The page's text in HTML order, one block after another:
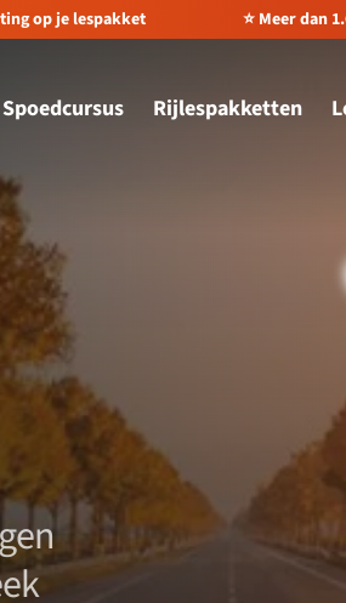
op je lespakket ⭐️ Meer dan
Spoedcursus Rijlespakketten